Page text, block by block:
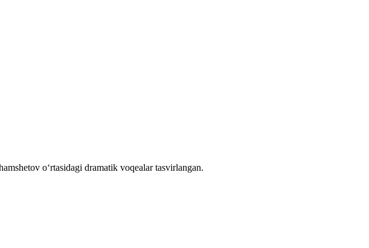
o‘rtasidagi dramatik voqealar tasvirlangan.